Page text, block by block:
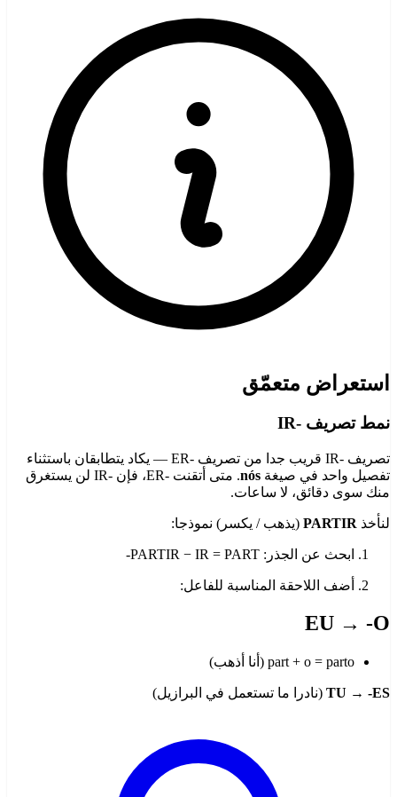
استعراض متعمّق
نمط تصريف -IR
تصريف -IR قريب جدا من تصريف -ER — يكاد يتطابقان باستثناء
تفصيل واحد في صيغة nós
. متى أتقنت -ER، فإن -IR لن يستغرق
منك سوى دقائق، لا ساعات.
لنأخذ PARTIR (يذهب / يكسر) نموذجا:
ابحث عن الجذر: PARTIR − IR = PART-
أضف اللاحقة المناسبة للفاعل:
EU → -O
part + o = parto (أنا أذهب)
TU → -ES (نادرا ما تستعمل في البرازيل)